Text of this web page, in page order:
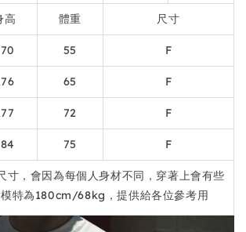
高 體重 尺寸
55 F
65 F
72 F
75 F
寸，會因為每個人身材不同，穿著上會有些
特為180cm/68kg，提供給各位參考用